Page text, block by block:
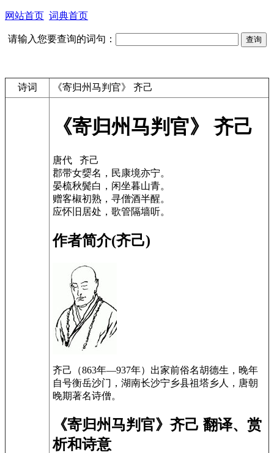
网站首页 词典首页
请输入您要查询的词句：
诗词 《寄归州马判官》 齐己
《寄归州马判官》 齐己
唐代 齐己
郡带女媭名，民康境亦宁。
晏梳秋鬓白，闲坐暮山青。
赠客椒初熟，寻僧酒半醒。
应怀旧居处，歌管隔墙听。
作者简介(齐己)
齐己（863年—937年）出家前俗名胡德生，晚年
自号衡岳沙门，湖南长沙宁乡县祖塔乡人，唐朝
晚期著名诗僧。
《寄归州马判官》齐己 翻译、赏
析和诗意